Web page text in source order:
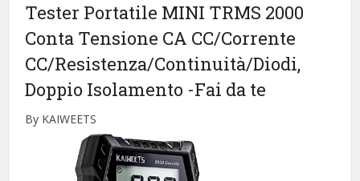
Tester Portatile MINI TRMS 2000
Conta Tensione CA CC/Corrente
CC/Resistenza/Continuità/Diodi,
Doppio Isolamento -Fai da te
By KAIWEETS